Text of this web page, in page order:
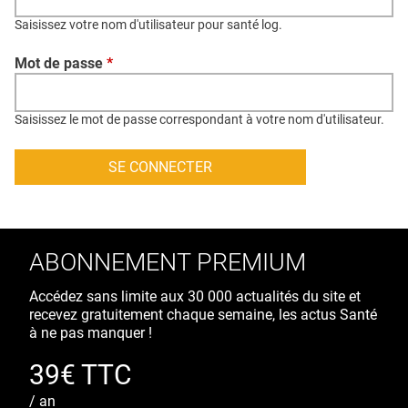
CONTACT
CRÉDITS
Saisissez votre nom d'utilisateur pour santé log.
Mot de passe *
Saisissez le mot de passe correspondant à votre nom d'utilisateur.
ABONNEMENT PREMIUM
Accédez sans limite aux 30 000 actualités du site et
recevez gratuitement chaque semaine, les actus Santé
à ne pas manquer !
39€ TTC
/ an